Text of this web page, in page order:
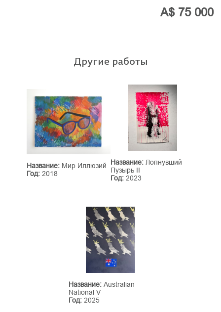
A$ 75 000
Другие работы
Название: Мир Иллюзий
Год: 2018
Название: Лопнувший
Пузырь II
Год: 2023
Название: Australian
National V
Год: 2025